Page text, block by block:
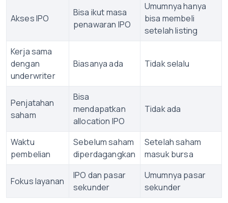
Akses IPO
Bisa ikut masa
penawaran IPO
Umumnya hanya
bisa membeli
setelah listing
Kerja sama
dengan
underwriter
Biasanya ada Tidak selalu
Penjatahan
saham
Bisa
mendapatkan
allocation IPO
Tidak ada
Waktu
pembelian
Sebelum saham
diperdagangkan
Setelah saham
masuk bursa
Fokus layanan
IPO dan pasar
sekunder
Umumnya pasar
sekunder